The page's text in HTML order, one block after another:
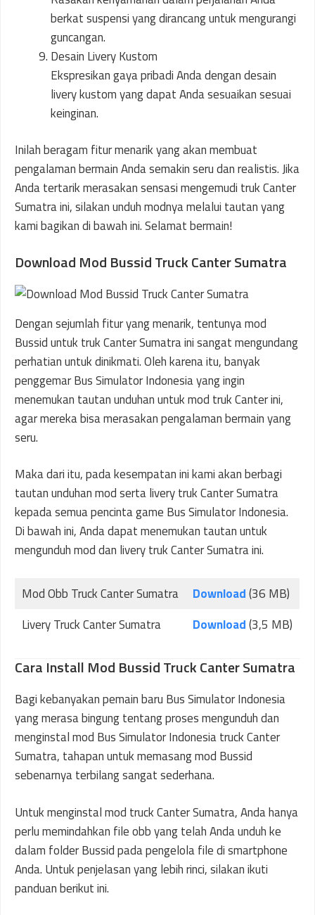
berkat suspensi yang dirancang untuk mengurangi
guncangan.
Desain Livery Kustom
Ekspresikan gaya pribadi Anda dengan desain
livery kustom yang dapat Anda sesuaikan sesuai
keinginan.
Inilah beragam fitur menarik yang akan membuat
pengalaman bermain Anda semakin seru dan realistis. Jika
Anda tertarik merasakan sensasi mengemudi truk Canter
Sumatra ini, silakan unduh modnya melalui tautan yang
kami bagikan di bawah ini. Selamat bermain!
Download Mod Bussid Truck Canter Sumatra
Dengan sejumlah fitur yang menarik, tentunya mod
Bussid untuk truk Canter Sumatra ini sangat mengundang
perhatian untuk dinikmati. Oleh karena itu, banyak
penggemar Bus Simulator Indonesia yang ingin
menemukan tautan unduhan untuk mod truk Canter ini,
agar mereka bisa merasakan pengalaman bermain yang
seru.
Maka dari itu, pada kesempatan ini kami akan berbagi
tautan unduhan mod serta livery truk Canter Sumatra
kepada semua pencinta game Bus Simulator Indonesia.
Di bawah ini, Anda dapat menemukan tautan untuk
mengunduh mod dan livery truk Canter Sumatra ini.
Mod Obb Truck Canter Sumatra Download(36 MB)
Livery Truck Canter Sumatra
Download(3,5 MB)
Cara Install Mod Bussid Truck Canter Sumatra
Bagi kebanyakan pemain baru Bus Simulator Indonesia
yang merasa bingung tentang proses mengunduh dan
menginstal mod Bus Simulator Indonesia truck Canter
Sumatra, tahapan untuk memasang mod Bussid
sebenarnya terbilang sangat sederhana.
Untuk menginstal mod truck Canter Sumatra, Anda hanya
perlu memindahkan file obb yang telah Anda unduh ke
dalam folder Bussid pada pengelola file di smartphone
Anda. Untuk penjelasan yang lebih rinci, silakan ikuti
panduan berikut ini.